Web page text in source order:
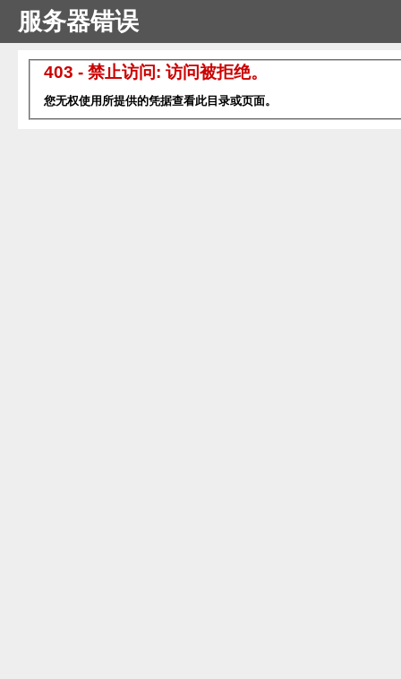
服务器错误
403 - 禁止访问: 访问被拒绝。
您无权使用所提供的凭据查看此目录或页面。